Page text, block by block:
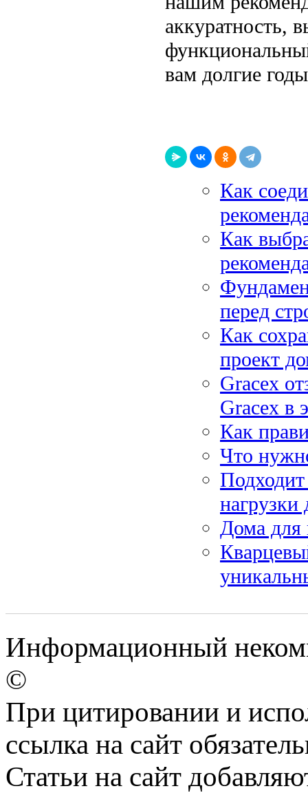
аккуратность,
вам долгие
Как
Как
перед
Как
проект
Gracex
Gracex в
Как
Что
Подходит
нагрузки
Дома для
Информационный
©
При цитировании и
ссылка на сайт
Статьи на сайт